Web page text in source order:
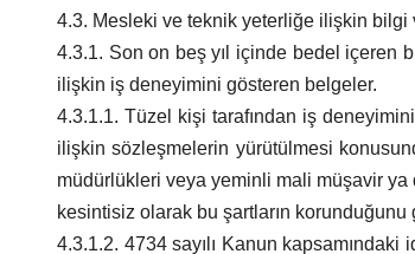
4.3. Mesleki ve teknik yeterliğe ilişkin bilgi
4.3.1. Son on beş yıl içinde bedel içeren
ilişkin iş deneyimini gösteren belgeler.
4.3.1.1. Tüzel kişi tarafından iş
ilişkin sözleşmelerin yürütülmesi
müdürlükleri veya yeminli mali müşavir
kesintisiz olarak bu şartların
4.3.1.2. 4734 sayılı Kanun